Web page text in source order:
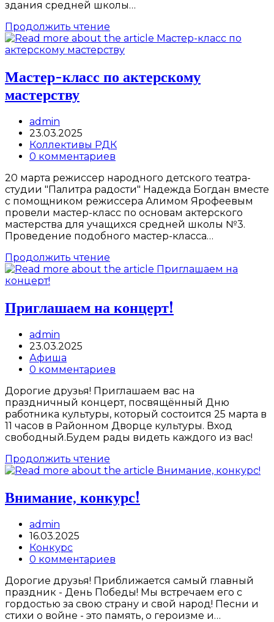
здания средней школы…
Продолжить чтение
самом
важном»
Мастер-класс по актерскому
мастерству
Post
author:
admin
Запись
опубликована:
23.03.2025
Post
category:
Коллективы РДК
Post
0 комментариев
20 марта режиссер народного детского театра-
студии "Палитра радости" Надежда Богдан вместе
с помощником режиссера Алимом Ярофеевым
провели мастер-класс по основам актерского
мастерства для учащихся средней школы №3.
Проведение подобного мастер-класса…
Продолжить чтение
класс
мастерству
Приглашаем на концерт!
Post
author:
admin
Запись
опубликована:
23.03.2025
Post
category:
Афиша
Post
0 комментариев
Дорогие друзья! Приглашаем вас на
праздничный концерт, посвящённый Дню
работника культуры, который состоится 25 марта в
11 часов в Районном Дворце культуры. Вход
свободный.Будем рады видеть каждого из вас!
Продолжить чтение
на
Внимание, конкурс!
Post
author:
admin
Запись
опубликована:
16.03.2025
Post
category:
Конкурс
Post
0 комментариев
Дорогие друзья! Приближается самый главный
праздник - День Победы! Мы встречаем его с
гордостью за свою страну и свой народ! Песни и
стихи о войне - это память, о героизме и…